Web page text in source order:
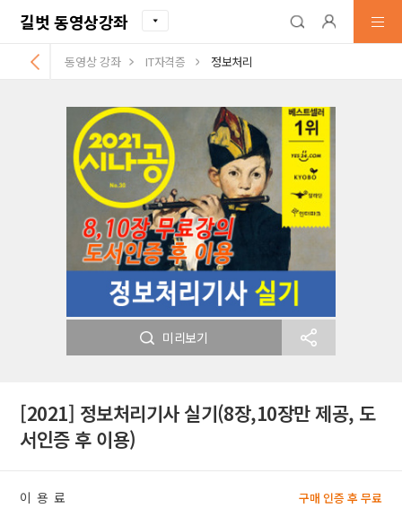
길벗 동영상강좌
동영상 강좌 IT자격증 정보처리
미리보기
[2021] 정보처리기사 실기(8장,10장만 제공, 도
서인증 후 이용)
이 용 료 구매 인증 후 무료